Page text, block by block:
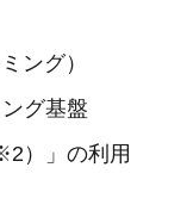
ング）
グ基盤
）」の利用